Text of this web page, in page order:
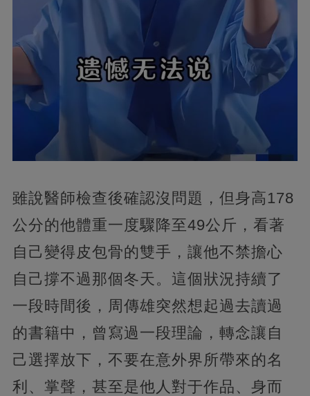
雖說醫師檢查後確認沒問題，但身高178
公分的他體重一度驟降至49公斤，看著
自己變得皮包骨的雙手，讓他不禁擔心
自己撐不過那個冬天。這個狀況持續了
一段時間後，周傳雄突然想起過去讀過
的書籍中，曾寫過一段理論，轉念讓自
己選擇放下，不要在意外界所帶來的名
利、掌聲，甚至是他人對于作品、身而